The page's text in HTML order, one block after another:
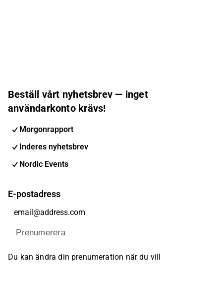
Beställ vårt nyhetsbrev — inget
användarkonto krävs!
Morgonrapport
Inderes nyhetsbrev
Nordic Events
E-postadress
Prenumerera
Du kan ändra din prenumeration när du vill